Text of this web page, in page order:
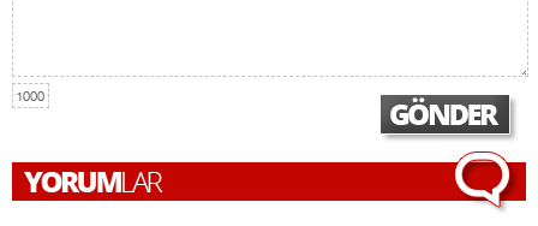
1000